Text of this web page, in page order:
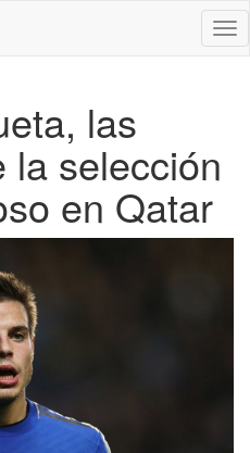
las
la selección
en Qatar